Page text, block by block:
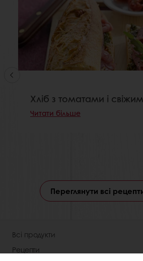
Хліб з томатами і
Читати більше
Переглянути всі
Всі продукти
Рецепти